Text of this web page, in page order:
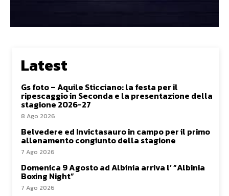
Latest
Gs foto – Aquile Sticciano: la festa per il
ripescaggio in Seconda e la presentazione della
stagione 2026-27
8 Ago 2026
Belvedere ed Invictasauro in campo per il primo
allenamento congiunto della stagione
7 Ago 2026
Domenica 9 Agosto ad Albinia arriva l’ “Albinia
Boxing Night”
7 Ago 2026